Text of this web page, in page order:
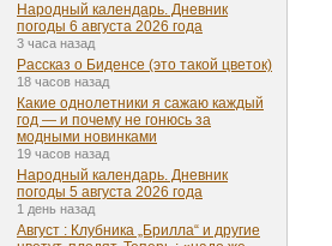
Народный календарь. Дневник
погоды 6 августа 2026 года
3 часа назад
Рассказ о Биденсе (это такой цветок)
18 часов назад
Какие однолетники я сажаю каждый
год — и почему не гонюсь за
модными новинками
19 часов назад
Народный календарь. Дневник
погоды 5 августа 2026 года
1 день назад
Август : Клубника „Брилла“ и другие